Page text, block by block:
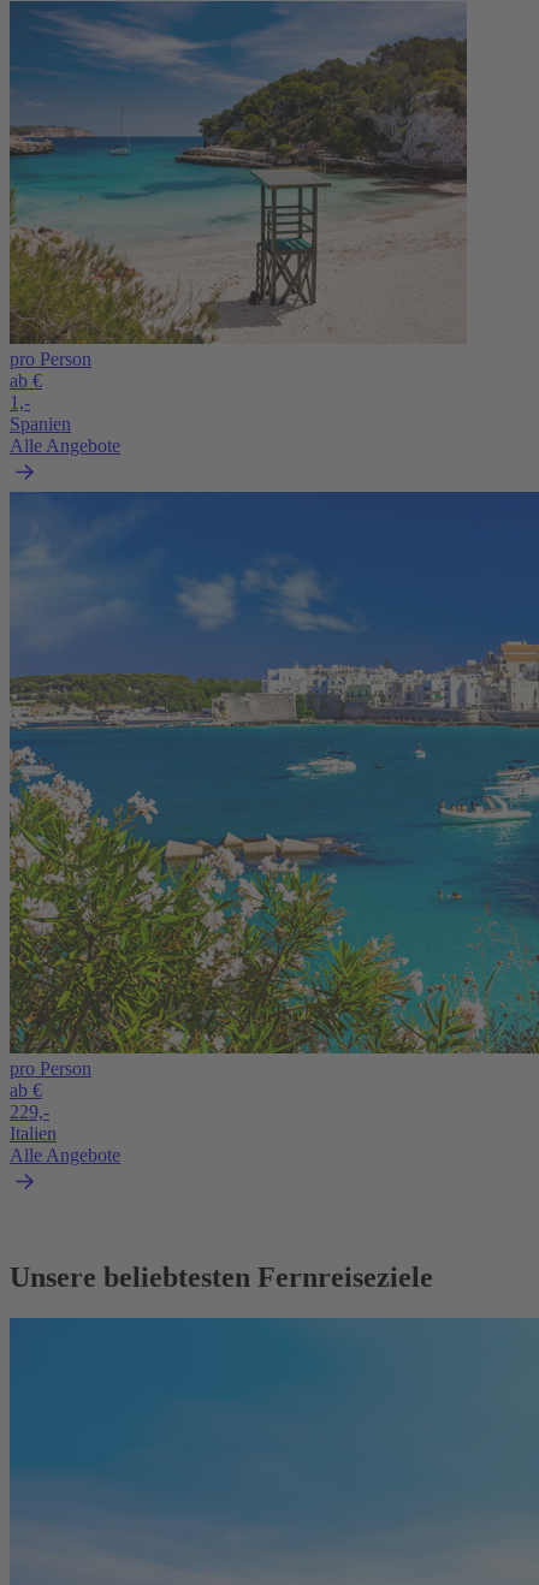
pro Person
ab €
1,-
Spanien
Alle Angebote
pro Person
ab €
229,-
Italien
Alle Angebote
Unsere beliebtesten Fernreiseziele